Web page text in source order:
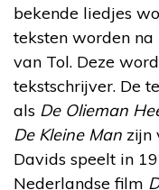
bekende liedjes
teksten worden na
van Tol. Deze
tekstschrijver. De
als De Olieman
De Kleine Man zijn
Davids speelt in
Nederlandse film